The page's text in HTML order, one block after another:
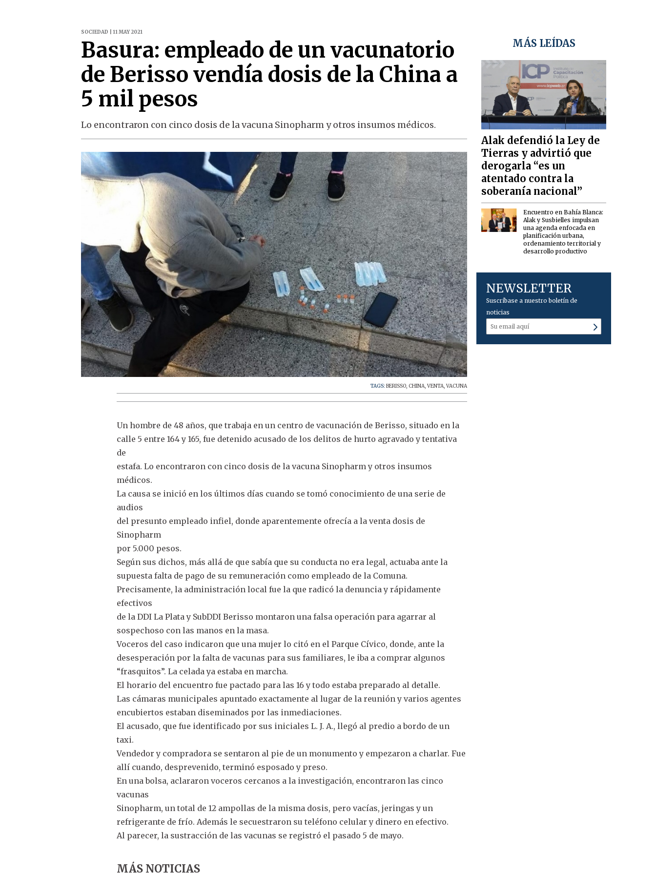
SOCIEDAD | 11 MAY 2021
Basura: empleado de un vacunatorio
de Berisso vendía dosis de la China a
5 mil pesos
Lo encontraron con cinco dosis de la vacuna Sinopharm y otros insumos médicos.
TAGS:BERISSO, CHINA,VENTA,VACUNA
Un hombre de 48 años, que trabaja en un centro de vacunación de Berisso, situado en la
calle 5 entre 164 y 165, fue detenido acusado de los delitos de hurto agravado y tentativa
de
estafa. Lo encontraron con cinco dosis de la vacuna Sinopharm y otros insumos
médicos.
La causa se inició en los últimos días cuando se tomó conocimiento de una serie de
audios
del presunto empleado infiel, donde aparentemente ofrecía a la venta dosis de
Sinopharm
por 5.000 pesos.
Según sus dichos, más allá de que sabía que su conducta no era legal, actuaba ante la
supuesta falta de pago de su remuneración como empleado de la Comuna.
Precisamente, la administración local fue la que radicó la denuncia y rápidamente
efectivos
de la DDI La Plata y SubDDI Berisso montaron una falsa operación para agarrar al
sospechoso con las manos en la masa.
Voceros del caso indicaron que una mujer lo citó en el Parque Cívico, donde, ante la
desesperación por la falta de vacunas para sus familiares, le iba a comprar algunos
“frasquitos”. La celada ya estaba en marcha.
El horario del encuentro fue pactado para las 16 y todo estaba preparado al detalle.
Las cámaras municipales apuntado exactamente al lugar de la reunión y varios agentes
encubiertos estaban diseminados por las inmediaciones.
El acusado, que fue identificado por sus iniciales L. J. A., llegó al predio a bordo de un
taxi.
Vendedor y compradora se sentaron al pie de un monumento y empezaron a charlar. Fue
allí cuando, desprevenido, terminó esposado y preso.
En una bolsa, aclararon voceros cercanos a la investigación, encontraron las cinco
vacunas
Sinopharm, un total de 12 ampollas de la misma dosis, pero vacías, jeringas y un
refrigerante de frío. Además le secuestraron su teléfono celular y dinero en efectivo.
Al parecer, la sustracción de las vacunas se registró el pasado 5 de mayo.
MÁS NOTICIAS
MÁS LEÍDAS
Alak defendió la Ley de
Tierras y advirtió que
derogarla “es un
atentado contra la
soberanía nacional”
Encuentro en Bahía Blanca:
Alak y Susbielles impulsan
una agenda enfocada en
planificación urbana,
ordenamiento territorial y
desarrollo productivo
NEWSLETTER
Suscríbase a nuestro boletín de
noticias